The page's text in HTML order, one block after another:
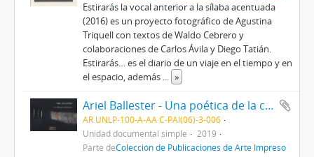
Estirarás la vocal anterior a la sílaba acentuada
(2016) es un proyecto fotográfico de Agustina
Triquell con textos de Waldo Cebrero y
colaboraciones de Carlos Ávila y Diego Tatián.
Estirarás… es el diario de un viaje en el tiempo y en
el espacio, además ... »
Ariel Ballester - Una poética de la catástrofe
AR UNLP-100-A-AA C-PAI(06)-3-006
Unidad documental simple
2019
Parte deColección de Publicaciones de Arte Impreso